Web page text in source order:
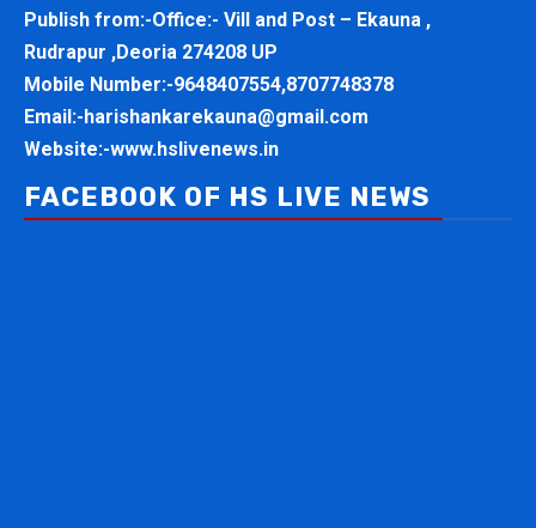
Publish from:-Office:- Vill and Post – Ekauna ,
Rudrapur ,Deoria 274208 UP
Mobile Number:-9648407554,8707748378
Email:-harishankarekauna@gmail.com
Website:-www.hslivenews.in
FACEBOOK OF HS LIVE NEWS